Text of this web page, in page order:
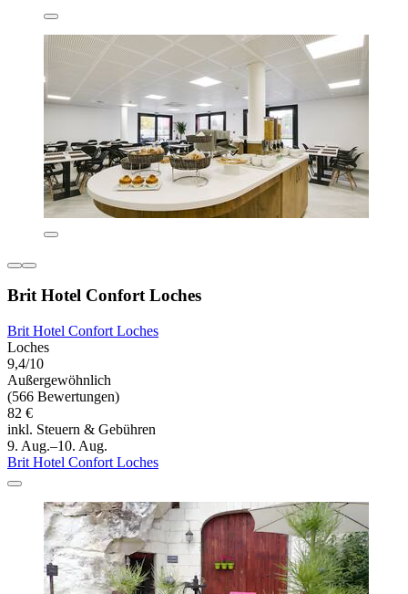
Brit Hotel Confort Loches
Brit Hotel Confort Loches
Loches
9,4/10
Außergewöhnlich
(566 Bewertungen)
82 €
inkl. Steuern & Gebühren
9. Aug.–10. Aug.
Brit Hotel Confort Loches